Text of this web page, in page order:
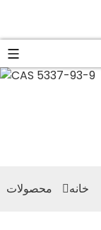
خانه محصولات